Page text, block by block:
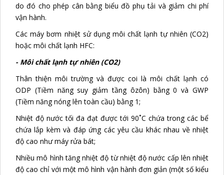
do đó cho phép cân bằng biểu đồ phụ tải và giảm chi phí
vận hành.
Các máy bơm nhiệt sử dụng môi chất lạnh tự nhiên (CO2)
hoặc môi chất lạnh HFC:
- Môi chất lạnh tự nhiên (CO2)
Thân thiện môi trường và được coi là môi chất lạnh có
ODP (Tiềm năng suy giảm tầng ôzôn) bằng 0 và GWP
(Tiềm năng nóng lên toàn cầu) bằng 1;
Nhiệt độ nước tối đa đạt được tới 90˚C chứa trong các bể
chứa lắp kèm và đáp ứng các yêu cầu khác nhau về nhiệt
độ cao như máy rửa bát;
Nhiều mô hình tăng nhiệt độ từ nhiệt độ nước cấp lên nhiệt
độ cao chỉ với một mô hình vận hành đơn giản (một số kiểu